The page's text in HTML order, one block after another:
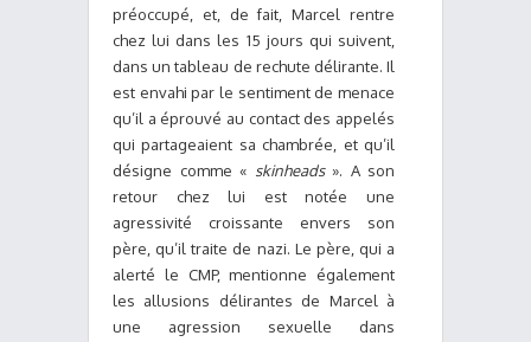
préoccupé, et, de fait, Marcel rentre
chez lui dans les 15 jours qui suivent,
dans un tableau de rechute délirante. Il
est envahi par le sentiment de menace
qu’il a éprouvé au contact des appelés
qui partageaient sa chambrée, et qu’il
désigne comme « skinheads». A son
retour chez lui est notée une
agressivité croissante envers son
père, qu’il traite de nazi. Le père, qui a
alerté le CMP, mentionne également
les allusions délirantes de Marcel à
une agression sexuelle dans